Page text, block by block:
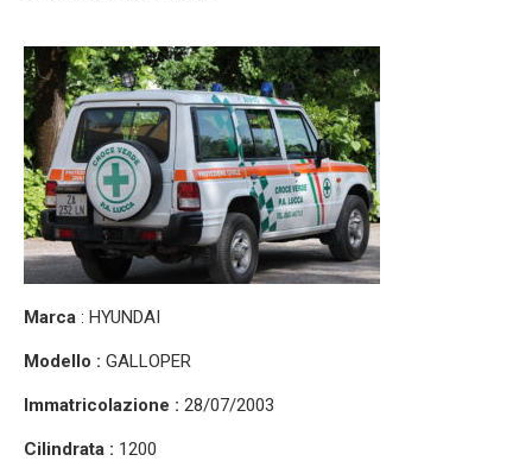
Marca : HYUNDAI
Modello : GALLOPER
Immatricolazione : 28/07/2003
Cilindrata : 1200